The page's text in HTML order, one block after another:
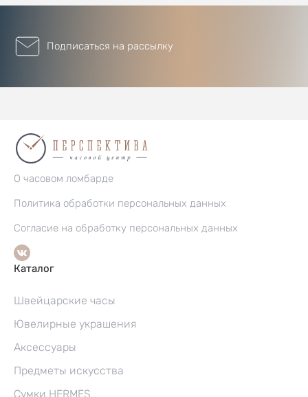
Подписаться на рассылку
О часовом ломбарде
Политика обработки персональных данных
Согласие на обработку персональных данных
Каталог
Швейцарские часы
Ювелирные украшения
Аксессуары
Предметы искусства
Сумки HERMES